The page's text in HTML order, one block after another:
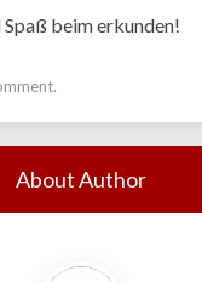
beim erkunden!
About Author